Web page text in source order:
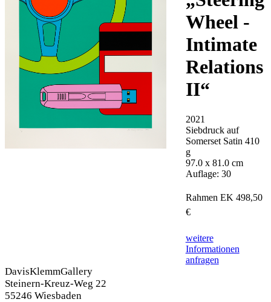
Wheel -
Intimate
Relations
II“
2021
Siebdruck auf
Somerset Satin 410
g
97.0 x 81.0 cm
Auflage: 30
Rahmen EK 498,50
€
weitere
Informationen
anfragen
DavisKlemmGallery
Steinern-Kreuz-Weg 22
55246 Wiesbaden